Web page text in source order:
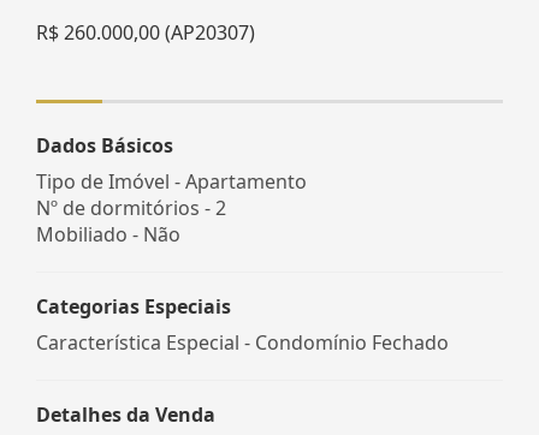
R$ 260.000,00 (AP20307)
Dados Básicos
Tipo de Imóvel - Apartamento
Nº de dormitórios - 2
Mobiliado - Não
Categorias Especiais
Característica Especial - Condomínio Fechado
Detalhes da Venda